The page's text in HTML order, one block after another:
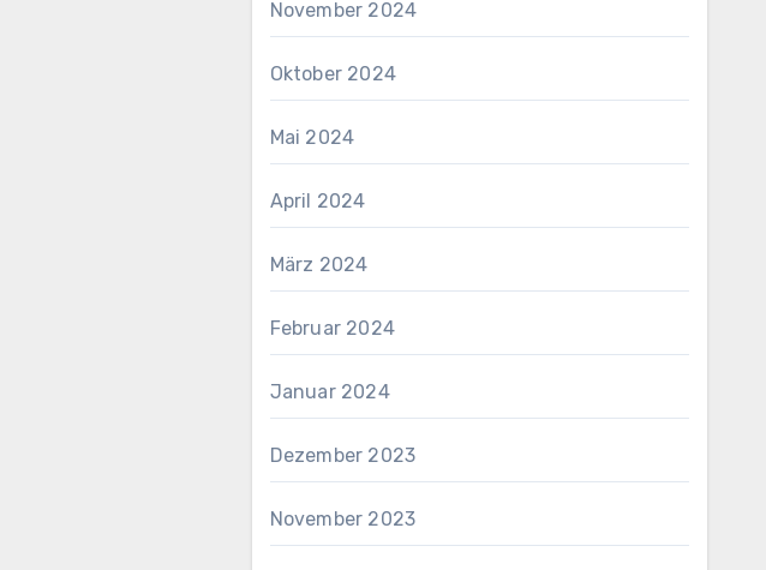
November 2024
Oktober 2024
Mai 2024
April 2024
März 2024
Februar 2024
Januar 2024
Dezember 2023
November 2023